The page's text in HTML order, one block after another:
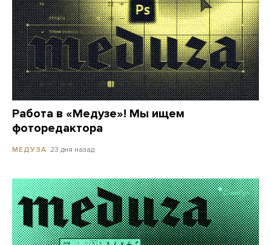
Работа в «Медузе»! Мы ищем
фоторедактора
МЕДУЗА 23 дня назад